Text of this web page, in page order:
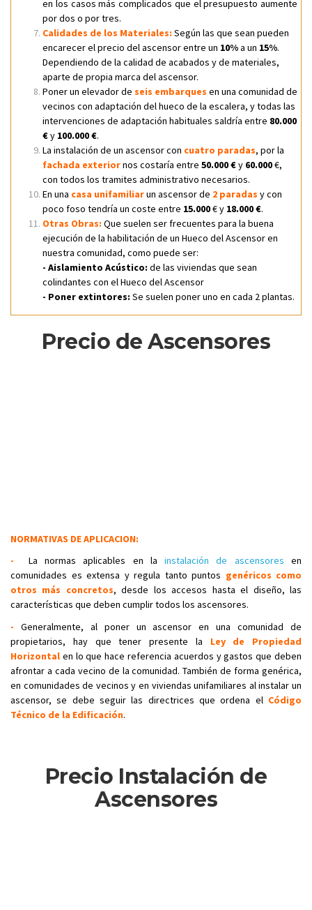
en los casos más complicados que el presupuesto aumente
por dos o por tres.
Calidades de los Materiales: Según las que sean pueden
encarecer el precio del ascensor entre un 10%a un 15%.
Dependiendo de la calidad de acabados y de materiales,
aparte de propia marca del ascensor.
Poner un elevador de seis embarques en una comunidad de
vecinos con adaptación del hueco de la escalera, y todas las
intervenciones de adaptación habituales saldría entre 80.000
€y 100.000 €.
La instalación de un ascensor con cuatro paradas, por la
fachada exteriornos costaría entre 50.000 €y 60.000€,
con todos los tramites administrativo necesarios.
En una casa unifamiliarun ascensor de 2 paradas y con
poco foso tendría un coste entre 15.000€ y 18.000 €.
Otras Obras: Que suelen ser frecuentes para la buena
ejecución de la habilitación de un Hueco del Ascensor en
nuestra comunidad, como puede ser:
- Aislamiento Acústico: de las viviendas que sean
colindantes con el Hueco del Ascensor
- Poner extintores: Se suelen poner uno en cada 2 plantas.
Precio de Ascensores
NORMATIVAS DE APLICACION:
- La normas aplicables en lainstalación de ascensores en
comunidades es extensa y regula tanto puntos genéricos como
otros más concretos, desde los accesos hasta el diseño, las
características que deben cumplir todos los ascensores.
- Generalmente, al poner un ascensor en una comunidad de
propietarios, hay que tener presente la Ley de Propiedad
Horizontal en lo que hace referencia acuerdos y gastos que deben
afrontar a cada vecino de la comunidad. También de forma genérica,
en comunidades de vecinos y en viviendas unifamiliares al instalar un
ascensor, se debe seguir las directrices que ordena el Código
Técnico de la Edificación.
Precio Instalación de
Ascensores